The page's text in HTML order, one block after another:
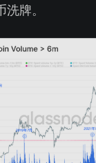
牌。